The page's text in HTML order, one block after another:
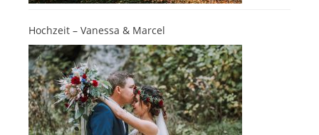
Hochzeit – Vanessa & Marcel